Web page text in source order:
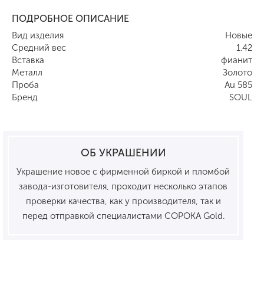
ПОДРОБНОЕ ОПИСАНИЕ
Вид изделия
Новые
Средний вес
1.42
Вставка
фианит
Металл
Золото
Проба
Au 585
Бренд
SOUL
ОБ УКРАШЕНИИ
Украшение новое с фирменной биркой и пломбой
завода-изготовителя, проходит несколько этапов
проверки качества, как у производителя, так и
перед отправкой специалистами СОРОКА Gold.